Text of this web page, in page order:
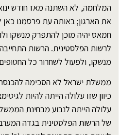
את הארגון; באותה עת פרסמנו כאן
חמאס יהיה מוכן להתפרק מנשקו
לרשות הפלסטינית. הרשות
מנשקו, ולפעול לשחרור כל
ממשלת ישראל לא הסכימה
כיוון שזו עלולה הייתה להיות
עלולה הייתה לנבוע מבחינת
של הרשות הפלסטינית בגדה